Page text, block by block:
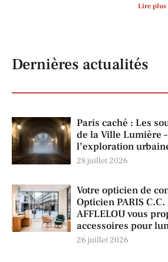
Lire plus
Dernières actualités
Paris caché : Les
de la Ville Lumière
l’exploration
28 juillet 2026
Votre opticien de
Opticien PARIS
AFFLELOU vous
accessoires pour
26 juillet 2026